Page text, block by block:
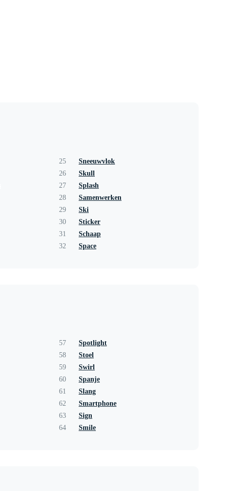
25
Sneeuwvlok
26
Skull
27
Splash
28
Samenwerken
29
Ski
30
Sticker
31
Schaap
32
Space
57
Spotlight
58
Stoel
59
Swirl
60
Spanje
61
Slang
62
Smartphone
63
Sign
64
Smile